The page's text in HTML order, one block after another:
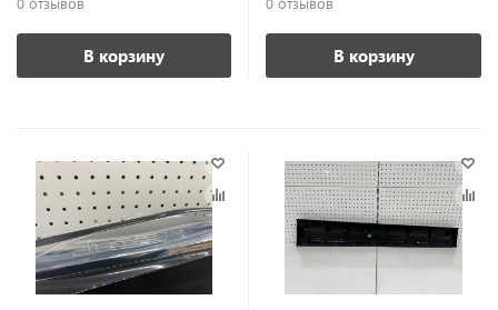
В корзину В корзину